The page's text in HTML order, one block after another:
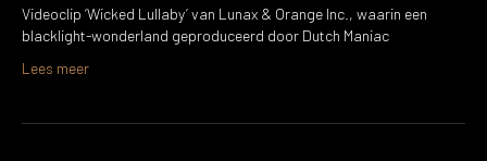
Videoclip ‘Wicked Lullaby’ van Lunax & Orange Inc., waarin een
blacklight-wonderland geproduceerd door Dutch Maniac
Lees meer